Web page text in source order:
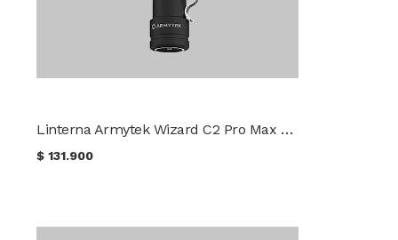
Linterna Armytek Wizard C2 Pro Max Luz Cálida
$131.900